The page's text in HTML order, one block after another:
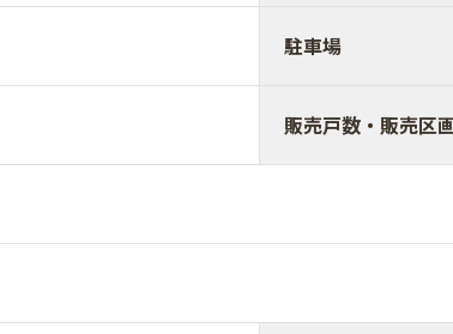
駐車場
販売戸数・販売区